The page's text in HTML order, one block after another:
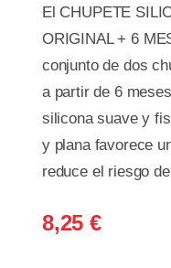
El CHUPETE
ORIGINAL + 6
conjunto de dos
a partir de 6
silicona suave y
y plana favorece
reduce el riesgo
8,25 €